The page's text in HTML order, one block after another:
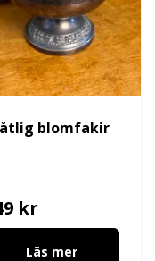
blomfakir
kr
Läs mer